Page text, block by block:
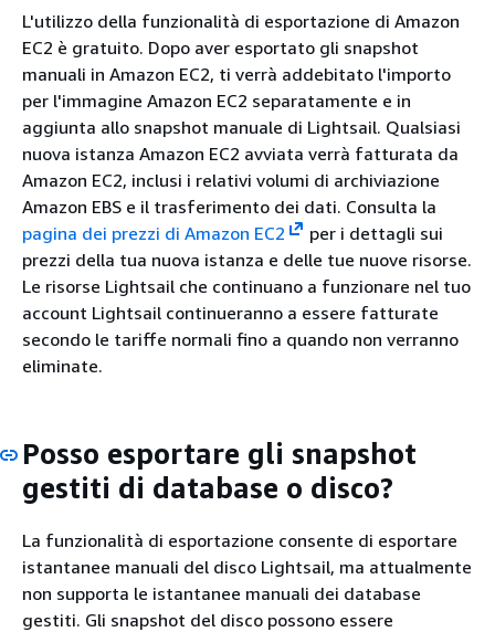
L'utilizzo della funzionalità di esportazione di Amazon
EC2 è gratuito. Dopo aver esportato gli snapshot
manuali in Amazon EC2, ti verrà addebitato l'importo
per l'immagine Amazon EC2 separatamente e in
aggiunta allo snapshot manuale di Lightsail. Qualsiasi
nuova istanza Amazon EC2 avviata verrà fatturata da
Amazon EC2, inclusi i relativi volumi di archiviazione
Amazon EBS e il trasferimento dei dati. Consulta la
pagina dei prezzi di Amazon EC2
per i dettagli sui
prezzi della tua nuova istanza e delle tue nuove risorse.
Le risorse Lightsail che continuano a funzionare nel tuo
account Lightsail continueranno a essere fatturate
secondo le tariffe normali fino a quando non verranno
eliminate.
Posso esportare gli snapshot
gestiti di database o disco?
La funzionalità di esportazione consente di esportare
istantanee manuali del disco Lightsail, ma attualmente
non supporta le istantanee manuali dei database
gestiti. Gli snapshot del disco possono essere